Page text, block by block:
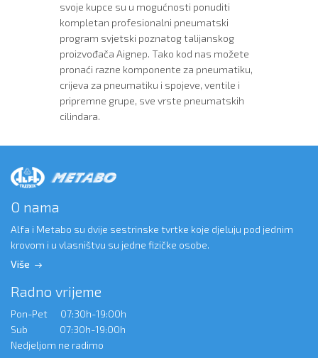
svoje kupce su u mogućnosti ponuditi
kompletan profesionalni pneumatski
program svjetski poznatog talijanskog
proizvođača Aignep. Tako kod nas možete
pronaći razne komponente za pneumatiku,
crijeva za pneumatiku i spojeve, ventile i
pripremne grupe, sve vrste pneumatskih
cilindara.
O nama
Alfa i Metabo su dvije sestrinske tvrtke koje djeluju pod jednim
krovom i u vlasništvu su jedne fizičke osobe.
Više
Radno vrijeme
Pon-Pet 07:30h-19:00h
Sub 07:30h-19:00h
Nedjeljom ne radimo